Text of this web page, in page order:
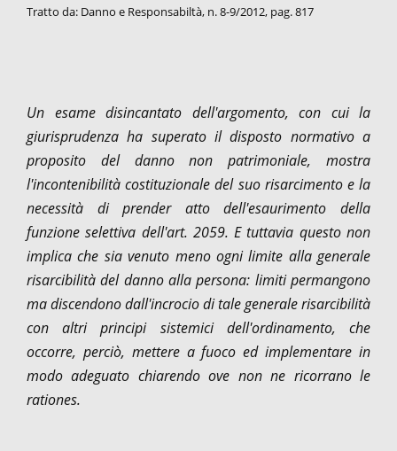
Tratto da: Danno e Responsabiltà, n. 8-9/2012, pag. 817
Un esame disincantato dell'argomento, con cui la
giurisprudenza ha superato il disposto normativo a
proposito del danno non patrimoniale, mostra
l'incontenibilità costituzionale del suo risarcimento e la
necessità di prender atto dell'esaurimento della
funzione selettiva dell'art. 2059. E tuttavia questo non
implica che sia venuto meno ogni limite alla generale
risarcibilità del danno alla persona: limiti permangono
ma discendono dall'incrocio di tale generale risarcibilità
con altri principi sistemici dell'ordinamento, che
occorre, perciò, mettere a fuoco ed implementare in
modo adeguato chiarendo ove non ne ricorrano le
rationes.